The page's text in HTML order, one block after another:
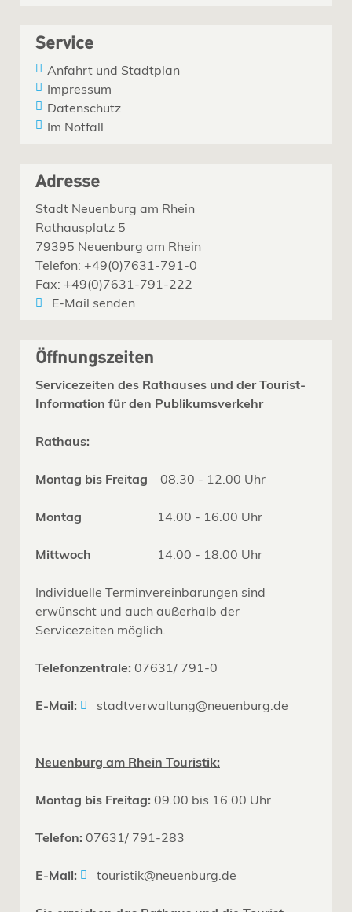
Service
Anfahrt und Stadtplan
Impressum
Datenschutz
Im Notfall
Adresse
Stadt Neuenburg am Rhein
Rathausplatz 5
79395 Neuenburg am Rhein
Telefon: +49(0)7631-791-0
Fax: +49(0)7631-791-222
E-Mail senden
Öffnungszeiten
Servicezeiten des Rathauses und der Tourist-
Information für den Publikumsverkehr
Rathaus:
Montag bis Freitag 08.30 - 12.00 Uhr
Montag 14.00 - 16.00 Uhr
Mittwoch 14.00 - 18.00 Uhr
Individuelle Terminvereinbarungen sind
erwünscht und auch außerhalb der
Servicezeiten möglich.
Telefonzentrale: 07631/ 791-0
E-Mail: stadtverwaltung@neuenburg.de
Neuenburg am Rhein Touristik:
Montag bis Freitag: 09.00 bis 16.00 Uhr
Telefon: 07631/ 791-283
E-Mail: touristik@neuenburg.de